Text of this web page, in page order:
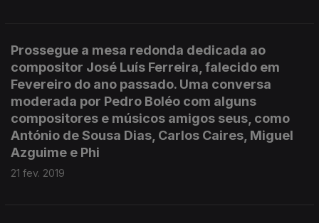
Prossegue a mesa redonda dedicada ao
compositor José Luís Ferreira, falecido em
Fevereiro do ano passado. Uma conversa
moderada por Pedro Boléo com alguns
compositores e músicos amigos seus, como
António de Sousa Dias, Carlos Caires, Miguel
Azguime e Phi
21 fev. 2019